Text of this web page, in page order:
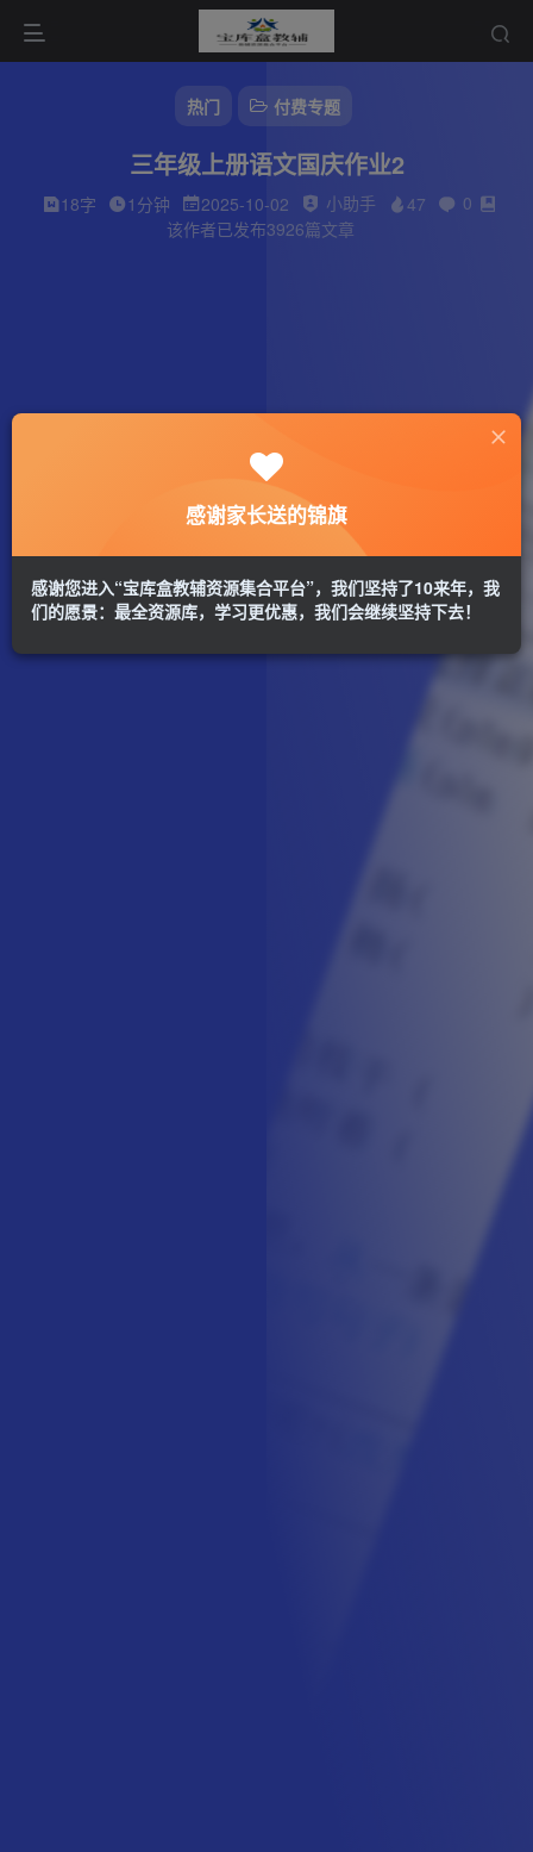
热门 付费专题
三年级上册语文国庆作业2
18字 1分钟 2025-10-02 小助手 47
0
该作者已发布3926篇文章
感谢家长送的锦旗
感谢您进入“宝库盒教辅资源集合平台”，我们坚持了10来年，我
们的愿景：最全资源库，学习更优惠，我们会继续坚持下去！